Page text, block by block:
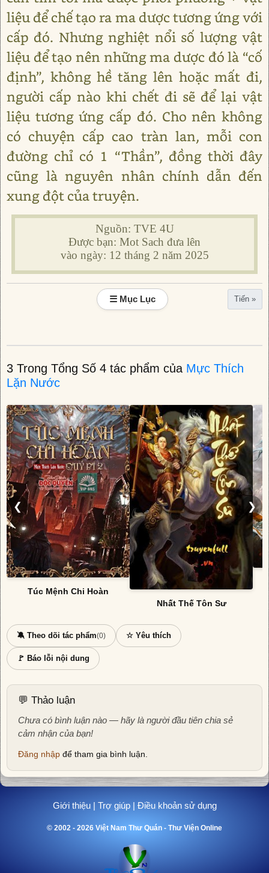
liệu để chế tạo ra ma dược tương ứng với
cấp đó. Nhưng nghiệt nổi số lượng vật
liệu để tạo nên những ma dược đó là “cố
định”, không hề tăng lên hoặc mất đi,
người cấp nào khi chết đi sẽ để lại vật
liệu tương ứng cấp đó. Cho nên không
có chuyện cấp cao tràn lan, mỗi con
đường chỉ có 1 “Thần”, đồng thời đây
cũng là nguyên nhân chính dẫn đến
xung đột của truyện.
Nguồn: TVE 4U
Được bạn: Mot Sach đưa lên
vào ngày: 12 tháng 2 năm 2025
☰ Mục Lục Tiến »
3 Trong Tổng Số 4 tác phẩm của Mực Thích
Lặn Nước
❮
Túc Mệnh Chi Hoàn
Nhất Thế Tôn Sư
❯
🔕 Theo dõi tác phẩm(0) ☆ Yêu thích
🚩 Báo lỗi nội dung
💬 Thảo luận
Chưa có bình luận nào — hãy là người đầu tiên chia sẻ
cảm nhận của bạn!
Đăng nhập để tham gia bình luận.
Giới thiệu| Trợ giúp| Điều khoản sử dụng
© 2002 - 2026 Việt Nam Thư Quán - Thư Viện Online